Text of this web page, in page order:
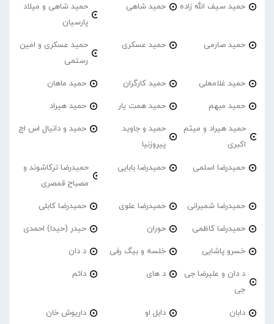
حمید سیف الله زاده حمید شاهی
حمید شاهی و میلاد
پارسیان
حمید صارمی حمید عسکری
حمید عسکری و امین
رستمی
حمید غلامعلی حمید کارگران حمید ماهان
حمید مبهم حمید همت یار حمید هیراد
حمید هیراد و میثم
اکبری
حمید و جاوید
پیروزنیا
حمید و دانیال اس اچ
حمیدرضا اسلمی حمیدرضا بابایی
حمیدرضا ترکاشوند و
مصباح قمصری
حمیدرضا شمیرانی حمیدرضا علوی حمیدرضا کابلی
حمیدرضا کاظمی حوران حیدر (حیدا) احمدی
خسرو پاشایی خلسه و بیگ رفی د دان
د دان و علیرضا جی
جی
د های دائم
دابان دابل او داریوش خان